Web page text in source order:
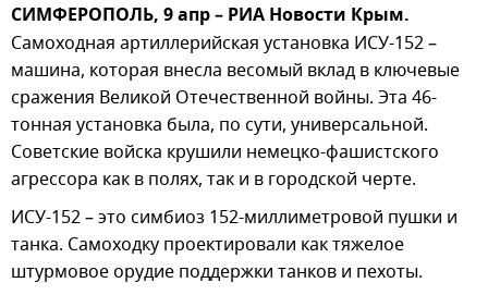
СИМФЕРОПОЛЬ, 9 апр – РИА Новости Крым.
Самоходная артиллерийская установка ИСУ-152 –
машина, которая внесла весомый вклад в ключевые
сражения Великой Отечественной войны. Эта 46-
тонная установка была, по сути, универсальной.
Советские войска крушили немецко-фашистского
агрессора как в полях, так и в городской черте.
ИСУ-152 – это симбиоз 152-миллиметровой пушки и
танка. Самоходку проектировали как тяжелое
штурмовое орудие поддержки танков и пехоты.